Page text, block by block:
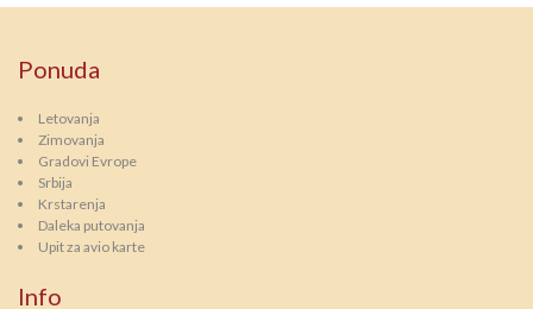
Ponuda
Letovanja
Zimovanja
Gradovi Evrope
Srbija
Krstarenja
Daleka putovanja
Upit za avio karte
Info